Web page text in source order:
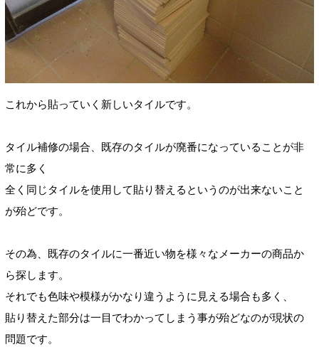
これから貼っていく新しいタイルです。
タイル補修の場合、既存のタイルが廃番になっていることが非
常に多く
全く同じタイルを使用して貼り替えるというのが出来ないこと
が殆どです。
その為、既存のタイルに一番近い物を様々なメーカーの商品か
ら探します。
それでも色味や模様がかなり違うように見える場合も多く、
貼り替えた部分は一目でわかってしまう事が殆どなのが現状の
問題です。